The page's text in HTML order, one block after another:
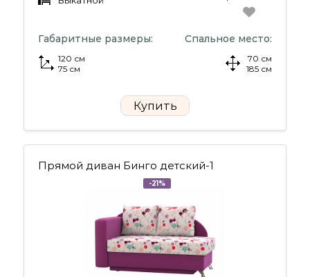
Габаритные размеры:
120 см
75 см
Спальное место:
70 см
185 см
Купить
Прямой диван Бинго детский-1
-21%